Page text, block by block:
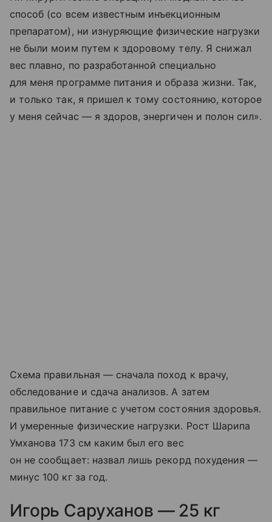
способ (со всем известным инъекционным
препаратом), ни изнуряющие физические нагрузки
не были моим путем к здоровому телу. Я снижал
вес плавно, по разработанной специально
для меня программе питания и образа жизни. Так,
и только так, я пришел к тому состоянию, которое
у меня сейчас — я здоров, энергичен и полон сил».
Схема правильная — сначала поход к врачу,
обследование и сдача анализов. А затем
правильное питание с учетом состояния здоровья.
И умеренные физические нагрузки. Рост Шарипа
Умханова 173 см каким был его вес
он не сообщает: назвал лишь рекорд похудения —
минус 100 кг за год.
Игорь Саруханов — 25 кг